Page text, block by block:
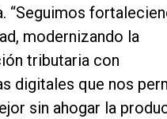
“Seguimos
modernizando la
tributaria con
digitales que nos
sin ahogar la